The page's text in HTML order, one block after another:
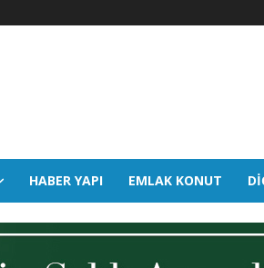
HABER YAPI EMLAK KONUT